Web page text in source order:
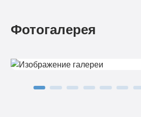
Фотогалерея